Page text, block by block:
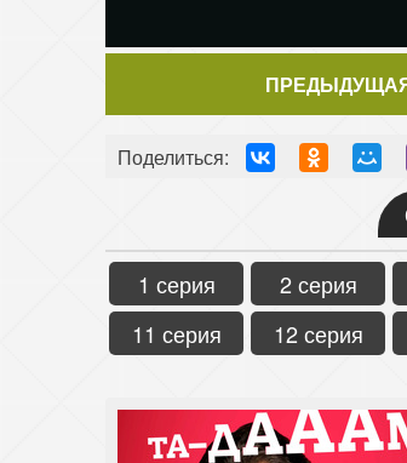
Поделиться:
1 серия 2 серия
11 серия
12 серия